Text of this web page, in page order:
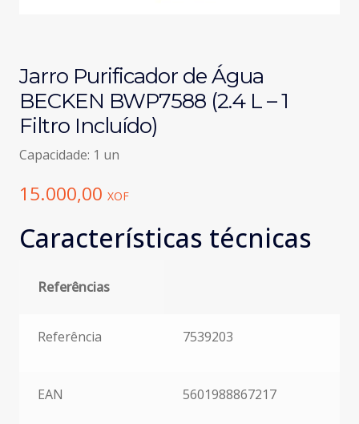
Jarro Purificador de Água
BECKEN BWP7588 (2.4 L – 1
Filtro Incluído)
Capacidade: 1 un
15.000,00 XOF
Características técnicas
Referências
Referência 7539203
EAN 5601988867217